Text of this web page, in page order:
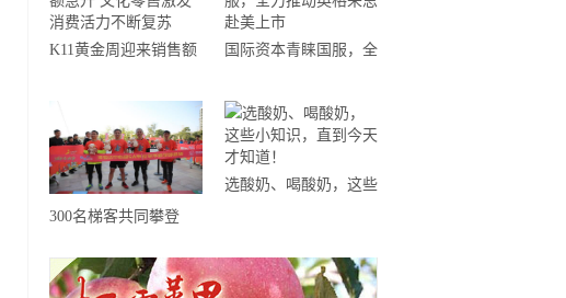
K11黄金周迎来销售额
国际资本青睐国服，全
市
300名梯客共同攀登
级精英赛顺德海骏达中
选酸奶、喝酸奶，这些